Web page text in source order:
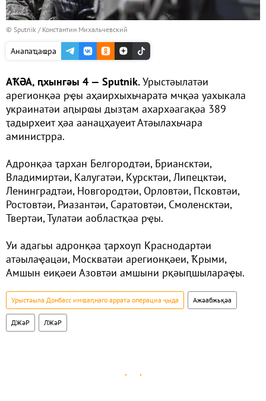
© Sputnik / Константин Михальчевский
Анапаҵаҩра
АҞӘА, ԥхынгәы 4 — Sputnik.Урыстәылатәи
арегионқәа рҿы аҳаирхыхьчаратә мчқәа уахыкала
украинатәи аԥырҩы дызҭам ахархәагақәа 389
ҭадырхеит ҳәа аанацҳауеит Атәылахьчара
аминистрра.
Адронқәа ҭархан Белгородтәи, Бриансктәи,
Владимиртәи, Калугатәи, Курсктәи, Липецктәи,
Ленинградтәи, Новгородтәи, Орловтәи, Псковтәи,
Ростовтәи, Риазантәи, Саратовтәи, Смоленсктәи,
Твертәи, Тулатәи аобластқәа рҿы.
Уи адагьы адронқәа ҭархоуп Краснодартәи
атәылаҿацәи, Москватәи арегионқәеи, Ҟрыми,
Амшын еиқәеи Азовтәи амшыни рқәыԥшылараҿы.
Урыстәыла Донбасс имҩаԥнаго арратә операциа ҷыда Ажәабжьқәа
ДЖәР ЛЖәР